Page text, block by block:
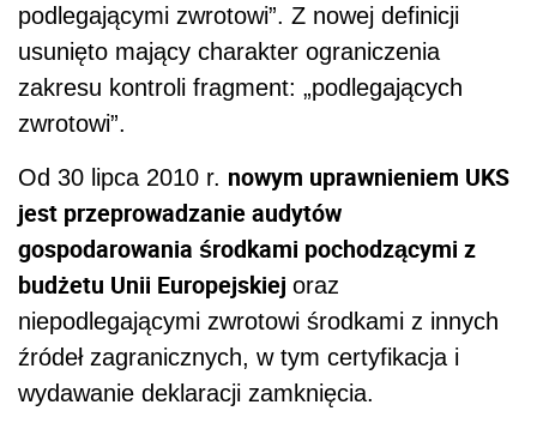
podlegającymi zwrotowi”. Z nowej definicji
usunięto mający charakter ograniczenia
zakresu kontroli fragment: „podlegających
zwrotowi”.
Od 30 lipca 2010 r. nowym uprawnieniem UKS
jest przeprowadzanie audytów
gospodarowania środkami pochodzącymi z
budżetu Unii Europejskiej oraz
niepodlegającymi zwrotowi środkami z innych
źródeł zagranicznych, w tym certyfikacja i
wydawanie deklaracji zamknięcia.